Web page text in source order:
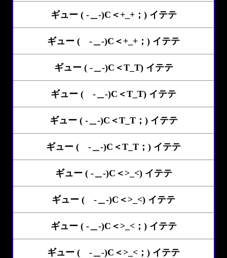
ギュー ( -＿-)C＜+_+；) イテテ
ギュー ( -＿-)C＜+_+；) イテテ
ギュー ( -＿-)C＜T_T) イテテ
ギュー ( -＿-)C＜T_T) イテテ
ギュー ( -＿-)C＜T_T；) イテテ
ギュー ( -＿-)C＜T_T；) イテテ
ギュー ( -＿-)C＜>_<) イテテ
ギュー ( -＿-)C＜>_<) イテテ
ギュー ( -＿-)C＜>_<；) イテテ
ギュー ( -＿-)C＜>_<；) イテテ